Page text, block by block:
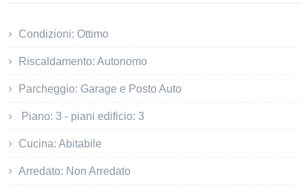
Condizioni: Ottimo
Riscaldamento: Autonomo
Parcheggio: Garage e Posto Auto
Piano: 3 - piani edificio: 3
Cucina: Abitabile
Arredato: Non Arredato